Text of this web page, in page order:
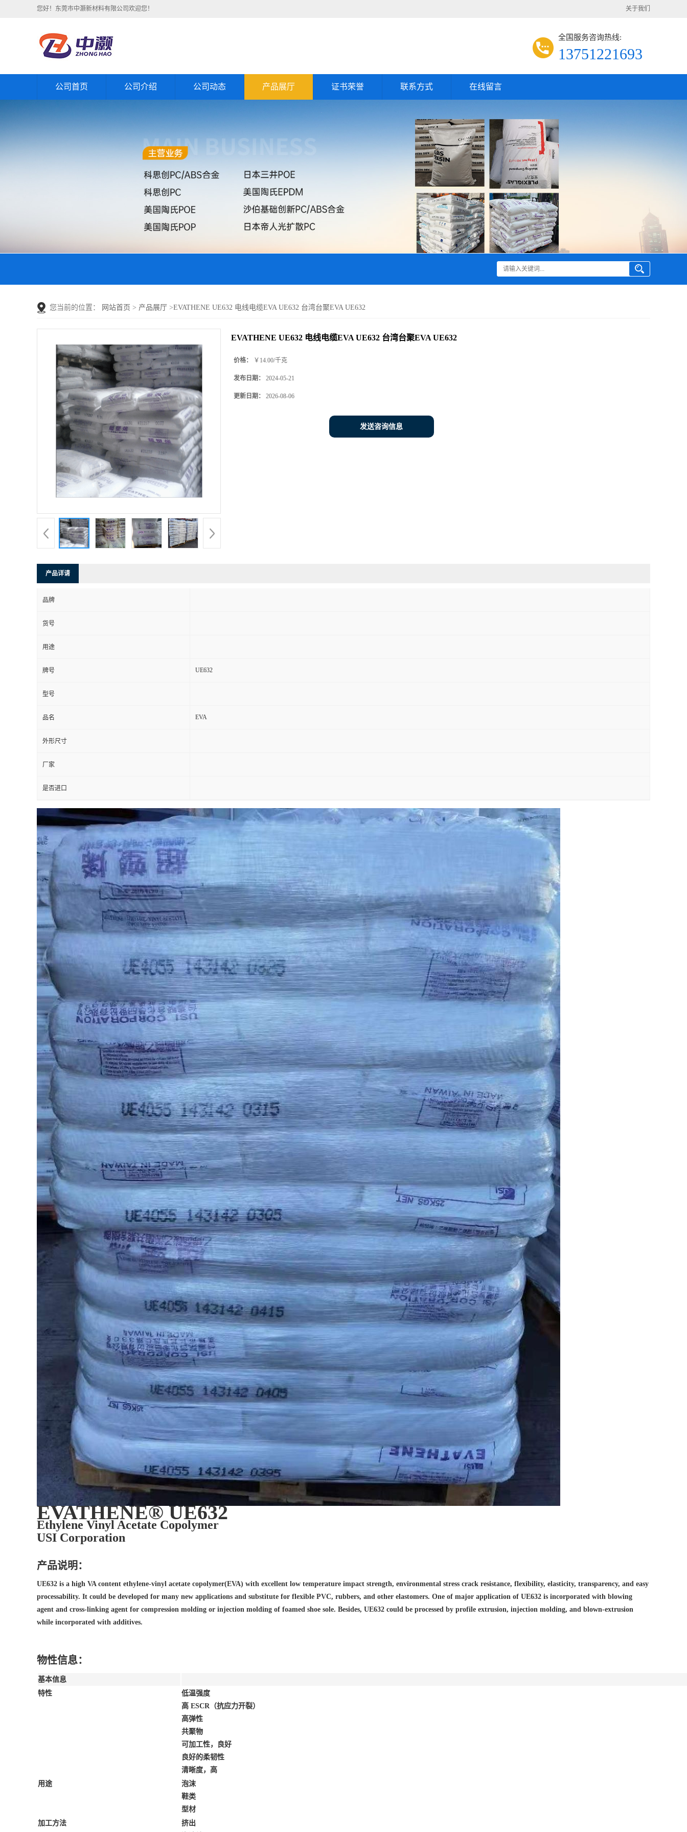
您好！东莞市中灏新材料有限公司欢迎您！ 关于我们
全国服务咨询热线:
13751221693
公司首页 公司介绍 公司动态 产品展厅 证书荣誉 联系方式 在线留言
您当前的位置： 网站首页 > 产品展厅 >EVATHENE UE632 电线电缆EVA UE632 台湾台聚EVA UE632
EVATHENE UE632 电线电缆EVA UE632 台湾台聚EVA UE632
价格： ￥14.00/千克
发布日期： 2024-05-21
更新日期： 2026-08-06
发送咨询信息
产品详请
品牌
货号
用途
牌号 UE632
型号
品名 EVA
外形尺寸
厂家
是否进口
EVATHENE® UE632
Ethylene Vinyl Acetate Copolymer
USI Corporation
产品说明：
UE632 is a high VA content ethylene-vinyl acetate copolymer(EVA) with excellent low temperature impact strength, environmental stress crack resistance, flexibility, elasticity, transparency, and easy
processability. It could be developed for many new applications and substitute for flexible PVC, rubbers, and other elastomers. One of major application of UE632 is incorporated with blowing
agent and cross-linking agent for compression molding or injection molding of foamed shoe sole. Besides, UE632 could be processed by profile extrusion, injection molding, and blown-extrusion
while incorporated with additives.
物性信息：
基本信息
特性
低温强度
高 ESCR（抗应力开裂）
高弹性
共聚物
可加工性，良好
良好的柔韧性
清晰度，高
用途
泡沫
鞋类
型材
加工方法
挤出